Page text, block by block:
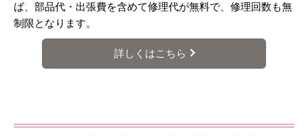
ば、部品代・出張費を含めて修理代が無料で、修理回数も無
制限となります。
詳しくはこちら